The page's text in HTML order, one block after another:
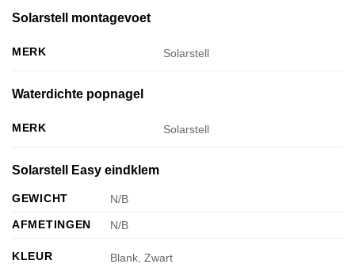
Solarstell montagevoet
MERK Solarstell
Waterdichte popnagel
MERK Solarstell
Solarstell Easy eindklem
GEWICHT
N/B
AFMETINGEN
N/B
KLEUR Blank, Zwart